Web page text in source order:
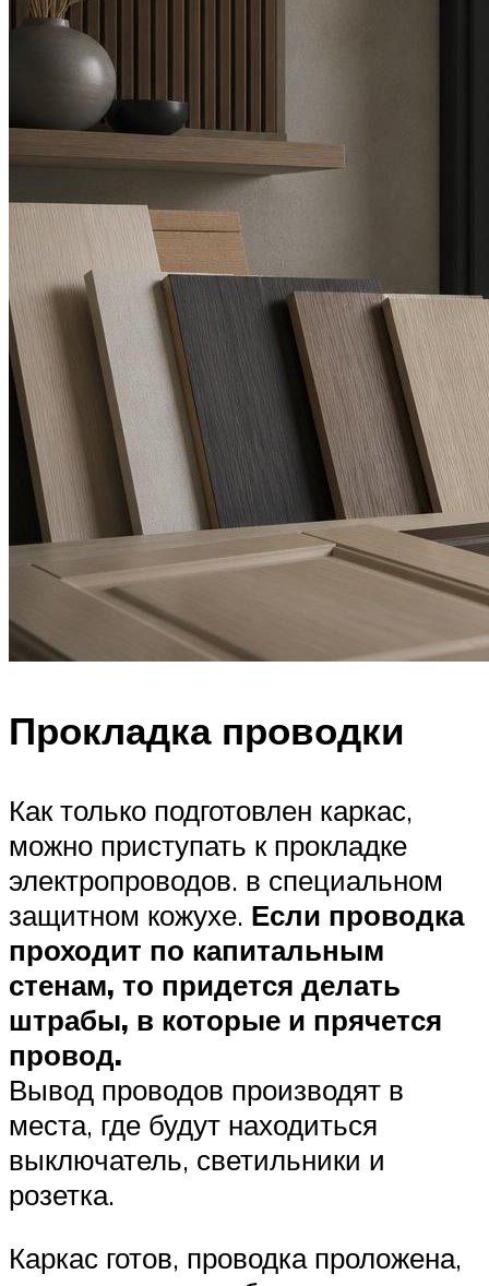
Прокладка проводки
Как только подготовлен каркас,
можно приступать к прокладке
электропроводов. в специальном
защитном кожухе. Если проводка
проходит по капитальным
стенам, то придется делать
штрабы, в которые и прячется
провод.
Вывод проводов производят в
места, где будут находиться
выключатель, светильники и
розетка.
Каркас готов, проводка проложена,